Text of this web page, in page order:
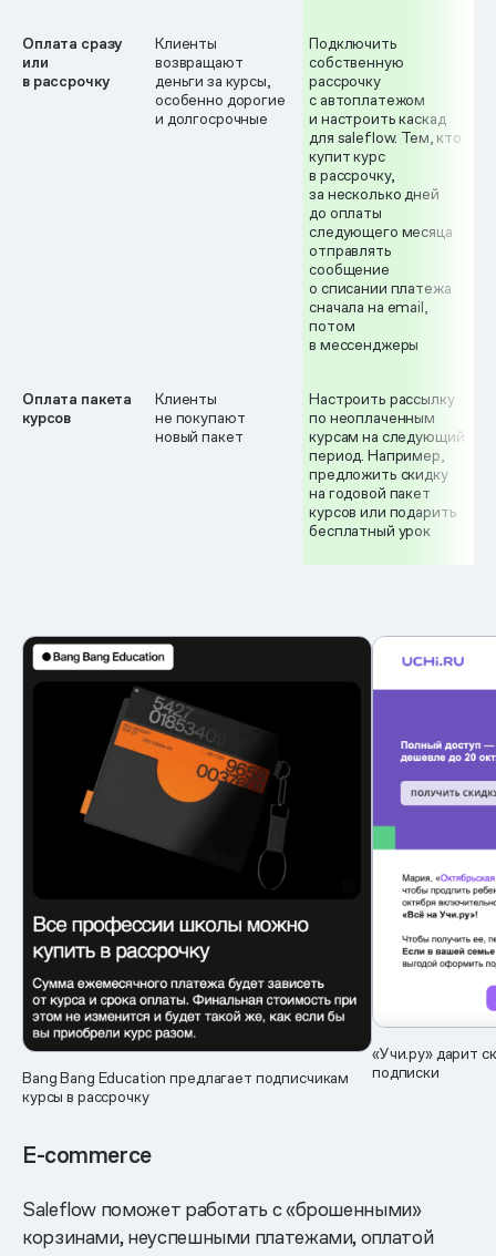
Оплата сразу
или
в рассрочку
Клиенты
возвращают
деньги за курсы,
особенно дорогие
и долгосрочные
Подключить
собственную
рассрочку
с автоплатежом
и настроить каскад
для saleflow. Тем, кто
купит курс
в рассрочку,
за несколько дней
до оплаты
следующего месяца
отправлять
сообщение
о списании платежа
сначала на email,
потом
в мессенджеры
Оплата пакета
курсов
Клиенты
не покупают
новый пакет
Настроить рассылку
по неоплаченным
курсам на следующий
период. Например,
предложить скидку
на годовой пакет
курсов или подарить
бесплатный урок
Bang Bang Education предлагает подписчикам
курсы в рассрочку
«Учи.ру» дарит
подписки
E-commerce
Saleflow поможет работать с «брошенными»
корзинами, неуспешными платежами, оплатой